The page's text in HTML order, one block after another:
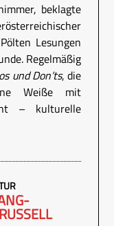
beklagte
Lesungen
Regelmäßig
und Don’ts, die
Weiße mit
– kulturelle